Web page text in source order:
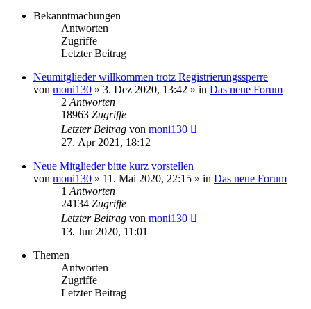
Bekanntmachungen
Antworten
Zugriffe
Letzter Beitrag
Neumitglieder willkommen trotz Registrierungssperre
von moni130 » 3. Dez 2020, 13:42 » in Das neue Forum
2 Antworten
18963 Zugriffe
Letzter Beitrag von moni130
27. Apr 2021, 18:12
Neue Mitglieder bitte kurz vorstellen
von moni130 » 11. Mai 2020, 22:15 » in Das neue Forum
1 Antworten
24134 Zugriffe
Letzter Beitrag von moni130
13. Jun 2020, 11:01
Themen
Antworten
Zugriffe
Letzter Beitrag